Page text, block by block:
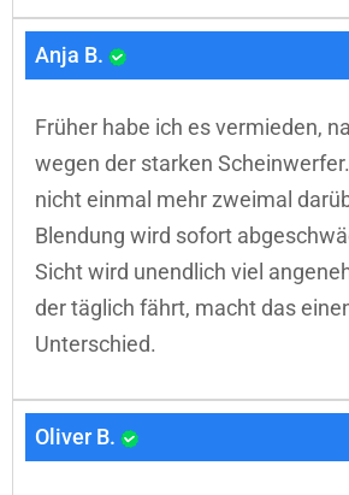
Anja B.
Früher habe ich es vermieden,
wegen der starken
nicht einmal mehr zweimal
Blendung wird sofort
Sicht wird unendlich viel
der täglich fährt, macht das
Unterschied.
Oliver B.